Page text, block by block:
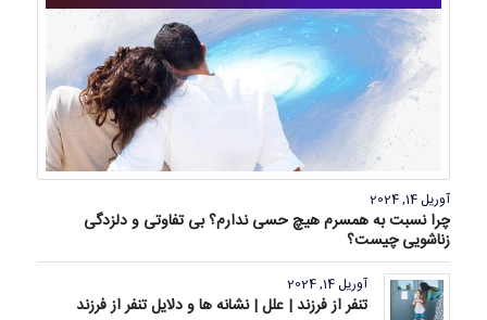
آوریل 14, 2024
چرا نسبت به همسرم هیچ حسی ندارم؟ بی تفاوتی و دلزدگی
زناشویی چیست؟
آوریل 14, 2024
تنفر از فرزند | علل | نشانه ها و دلایل تنفر از فرزند